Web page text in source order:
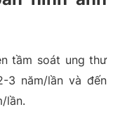
tầm soát ung thư
3 năm/lần và đến
lần.